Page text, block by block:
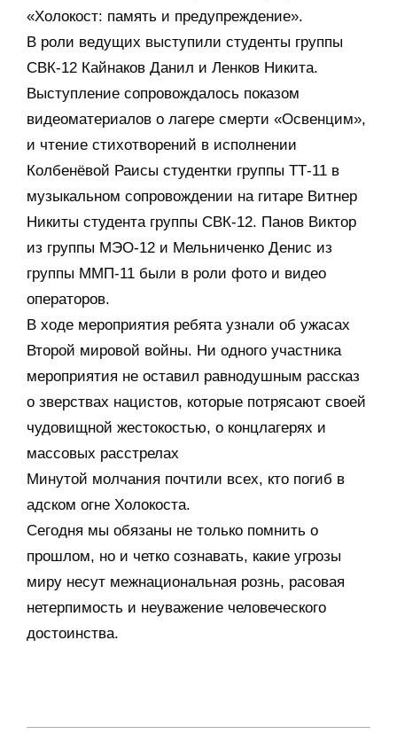
«Холокост: память и предупреждение».
В роли ведущих выступили студенты группы
СВК-12 Кайнаков Данил и Ленков Никита.
Выступление сопровождалось показом
видеоматериалов о лагере смерти «Освенцим»,
и чтение стихотворений в исполнении
Колбенёвой Раисы студентки группы ТТ-11 в
музыкальном сопровождении на гитаре Витнер
Никиты студента группы СВК-12. Панов Виктор
из группы МЭО-12 и Мельниченко Денис из
группы ММП-11 были в роли фото и видео
операторов.
В ходе мероприятия ребята узнали об ужасах
Второй мировой войны. Ни одного участника
мероприятия не оставил равнодушным рассказ
о зверствах нацистов, которые потрясают своей
чудовищной жестокостью, о концлагерях и
массовых расстрелах
Минутой молчания почтили всех, кто погиб в
адском огне Холокоста.
Сегодня мы обязаны не только помнить о
прошлом, но и четко сознавать, какие угрозы
миру несут межнациональная рознь, расовая
нетерпимость и неуважение человеческого
достоинства.